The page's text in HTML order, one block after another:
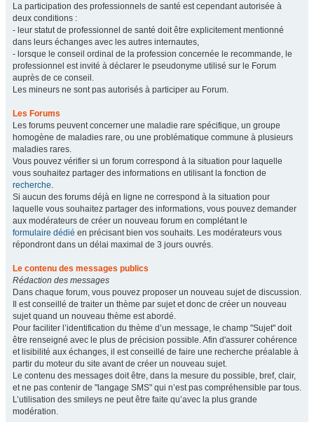
La participation des professionnels de santé est cependant autorisée à
deux conditions :
- leur statut de professionnel de santé doit être explicitement mentionné
dans leurs échanges avec les autres internautes,
- lorsque le conseil ordinal de la profession concernée le recommande, le
professionnel est invité à déclarer le pseudonyme utilisé sur le Forum
auprès de ce conseil.
Les mineurs ne sont pas autorisés à participer au Forum.
Les Forums
Les forums peuvent concerner une maladie rare spécifique, un groupe
homogène de maladies rare, ou une problématique commune à plusieurs
maladies rares.
Vous pouvez vérifier si un forum correspond à la situation pour laquelle
vous souhaitez partager des informations en utilisant la fonction de
recherche.
Si aucun des forums déjà en ligne ne correspond à la situation pour
laquelle vous souhaitez partager des informations, vous pouvez demander
aux modérateurs de créer un nouveau forum en complétant le
formulaire dédié en précisant bien vos souhaits. Les modérateurs vous
répondront dans un délai maximal de 3 jours ouvrés.
Le contenu des messages publics
Rédaction des messages
Dans chaque forum, vous pouvez proposer un nouveau sujet de discussion.
Il est conseillé de traiter un thème par sujet et donc de créer un nouveau
sujet quand un nouveau thème est abordé.
Pour faciliter l’identification du thème d’un message, le champ "Sujet" doit
être renseigné avec le plus de précision possible. Afin d'assurer cohérence
et lisibilité aux échanges, il est conseillé de faire une recherche préalable à
partir du moteur du site avant de créer un nouveau sujet.
Le contenu des messages doit être, dans la mesure du possible, bref, clair,
et ne pas contenir de "langage SMS" qui n’est pas compréhensible par tous.
L’utilisation des smileys ne peut être faite qu’avec la plus grande
modération.